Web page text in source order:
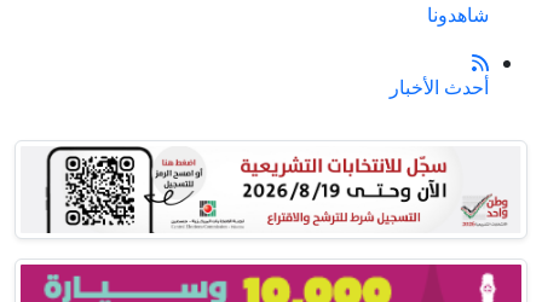
شاهدونا
أحدث الأخبار